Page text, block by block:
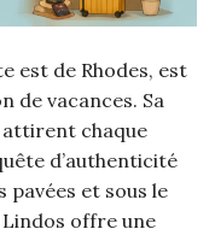
est de Rhodes, est
de vacances. Sa
chaque
d’authenticité
pavées et sous le
offre une